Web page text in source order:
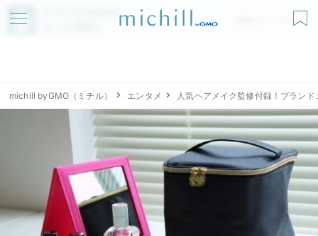
アプリでmichillが
無料ダウンロード
michill byGMO（ミチル） エンタメ 人気ヘアメイク監修付録！ブラン